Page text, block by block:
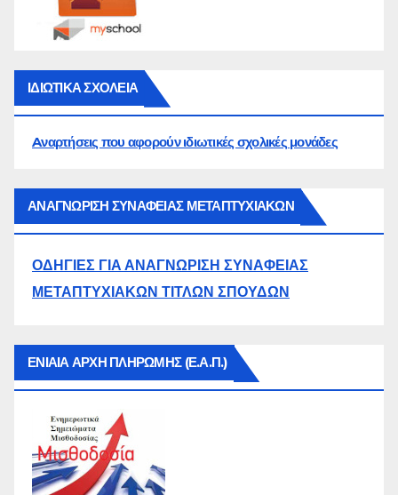
ΙΔΙΩΤΙΚΑ ΣΧΟΛΕΙΑ
Aναρτήσεις που αφορούν ιδιωτικές σχολικές μονάδες
ΑΝΑΓΝΩΡΙΣΗ ΣΥΝΑΦΕΙΑΣ ΜΕΤΑΠΤΥΧΙΑΚΩΝ
ΟΔΗΓΙΕΣ ΓΙΑ ΑΝΑΓΝΩΡΙΣΗ ΣΥΝΑΦΕΙΑΣ
ΜΕΤΑΠΤΥΧΙΑΚΩΝ ΤΙΤΛΩΝ ΣΠΟΥΔΩΝ
ΕΝΙΑΙΑ ΑΡΧΗ ΠΛΗΡΩΜΗΣ (Ε.Α.Π.)